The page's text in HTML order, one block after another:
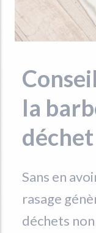
la
déchet
Sans en
rasage
déchets